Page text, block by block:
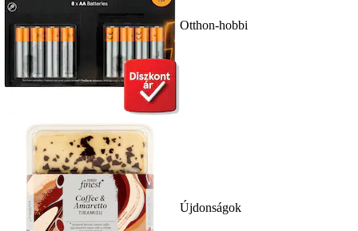
Otthon-hobbi
Újdonságok